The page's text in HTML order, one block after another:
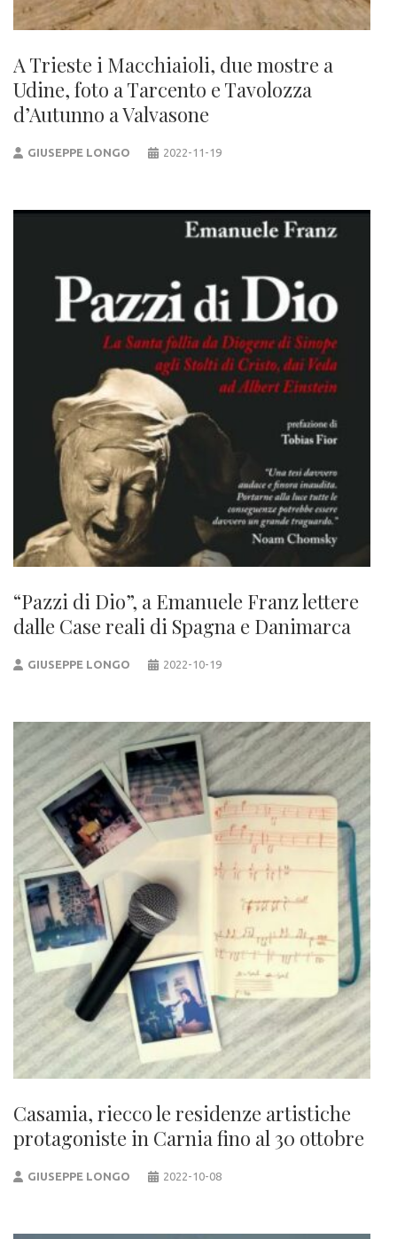
A Trieste i Macchiaioli, due mostre a
Udine, foto a Tarcento e Tavolozza
d’Autunno a Valvasone
GIUSEPPE LONGO 2022-11-19
“Pazzi di Dio”, a Emanuele Franz lettere
dalle Case reali di Spagna e Danimarca
GIUSEPPE LONGO 2022-10-19
Casamia, riecco le residenze artistiche
protagoniste in Carnia fino al 30 ottobre
GIUSEPPE LONGO 2022-10-08